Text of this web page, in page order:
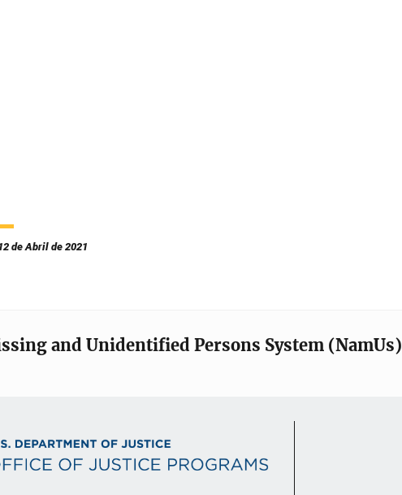
de Abril de 2021
and Unidentified Persons System (NamUs)